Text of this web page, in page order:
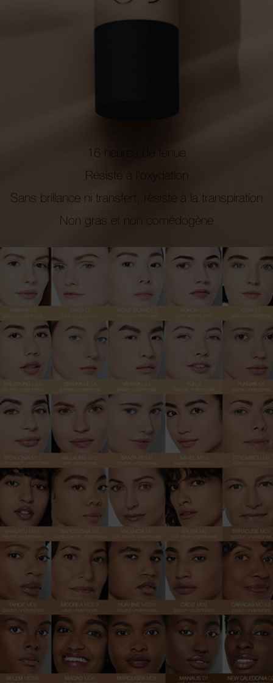
16 heures de tenue
Résiste à l’oxydation
Sans brillance ni transfert, résiste à la transpiration
Non gras et non comédogène